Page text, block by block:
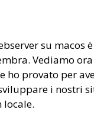
su macos
Vediamo
ho provato per
i nostri